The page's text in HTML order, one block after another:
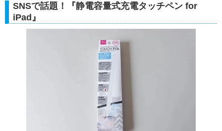
SNSで話題！『静電容量式充電タッチペン for
iPad』